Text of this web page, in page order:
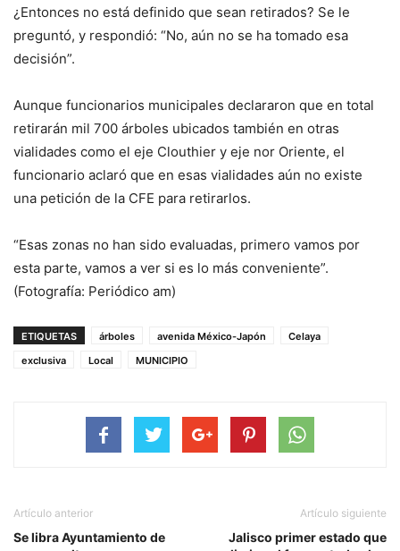
¿Entonces no está definido que sean retirados? Se le
preguntó, y respondió: “No, aún no se ha tomado esa
decisión”.
Aunque funcionarios municipales declararon que en total
retirarán mil 700 árboles ubicados también en otras
vialidades como el eje Clouthier y eje nor Oriente, el
funcionario aclaró que en esas vialidades aún no existe
una petición de la CFE para retirarlos.
“Esas zonas no han sido evaluadas, primero vamos por
esta parte, vamos a ver si es lo más conveniente”.
(Fotografía: Periódico am)
ETIQUETAS árboles avenida México-Japón
Celaya
exclusiva
Local MUNICIPIO
Artículo anterior
Se libra Ayuntamiento de
Artículo siguiente
Jalisco primer estado que